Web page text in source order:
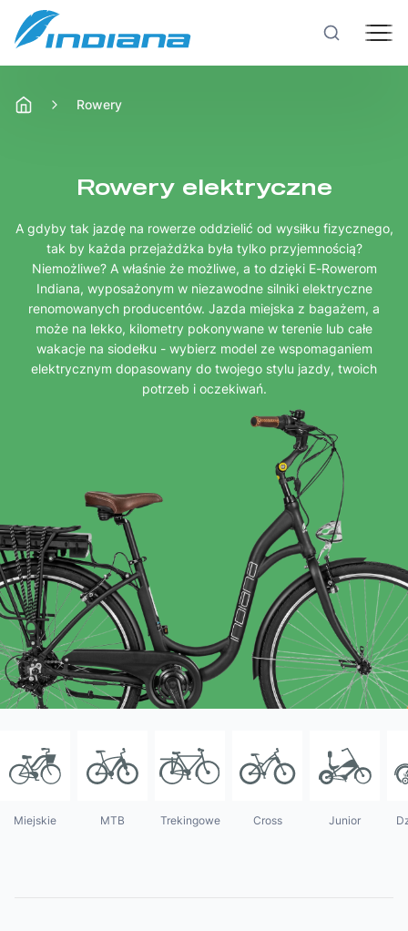
Rowery
Hulajnogi
Technologie
Produkcja
Testy rowerów
Punkty sprzedaży i serwisy
Kontakt
Rowery
Rowery elektryczne
A gdyby tak jazdę na rowerze oddzielić od wysiłku fizycznego,
tak by każda przejażdżka była tylko przyjemnością?
Niemożliwe? A właśnie że możliwe, a to dzięki E-Rowerom
Indiana, wyposażonym w niezawodne silniki elektryczne
renomowanych producentów. Jazda miejska z bagażem, a
może na lekko, kilometry pokonywane w terenie lub całe
wakacje na siodełku - wybierz model ze wspomaganiem
elektrycznym dopasowany do twojego stylu jazdy, twoich
potrzeb i oczekiwań.
Miejskie MTB Trekingowe Cross Junior